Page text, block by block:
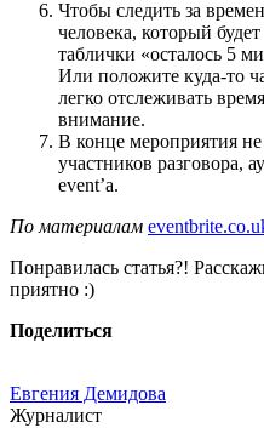
Чтобы следить за
человека, который
таблички «осталось 5
Или положите куда-то
легко отслеживать
внимание.
В конце мероприятия не
участников разговора,
event’а.
По материалам
Понравилась статья?!
приятно :)
Поделиться
Евгения Демидова
Журналист